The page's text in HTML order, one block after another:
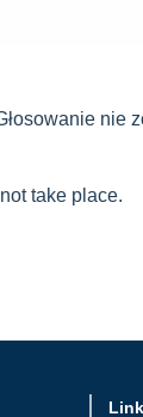
nie
take place.